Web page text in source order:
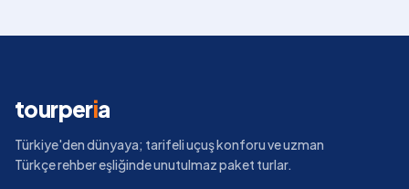
tourperia
Türkiye'den dünyaya; tarifeli uçuş konforu ve uzman
Türkçe rehber eşliğinde unutulmaz paket turlar.